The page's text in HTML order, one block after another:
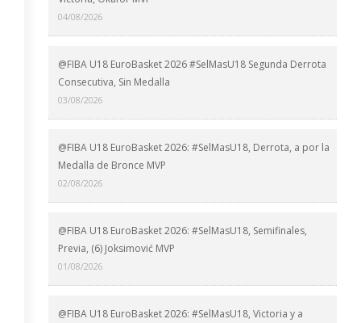
04/08/2026
@FIBA U18 EuroBasket 2026 #SelMasU18 Segunda Derrota
Consecutiva, Sin Medalla
03/08/2026
@FIBA U18 EuroBasket 2026: #SelMasU18, Derrota, a por la
Medalla de Bronce MVP
02/08/2026
@FIBA U18 EuroBasket 2026: #SelMasU18, Semifinales,
Previa, (6) Joksimović MVP
01/08/2026
@FIBA U18 EuroBasket 2026: #SelMasU18, Victoria y a